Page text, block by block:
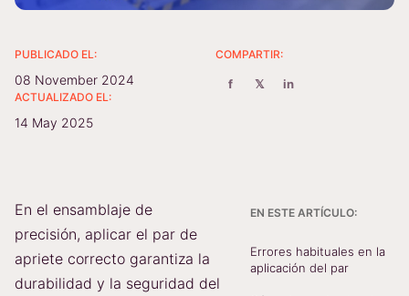
PUBLICADO EL:
08 November 2024
ACTUALIZADO EL:
14 May 2025
COMPARTIR:
f 𝕏 in
En el ensamblaje de
precisión, aplicar el par de
apriete correcto garantiza la
durabilidad y la seguridad del
EN ESTE ARTÍCULO:
Errores habituales en la
aplicación del par